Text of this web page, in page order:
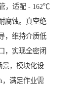
，适配 - 162℃
腐蚀。真空绝
，维持介质低
，实现全密闭
景，模块化设
，满足作业需